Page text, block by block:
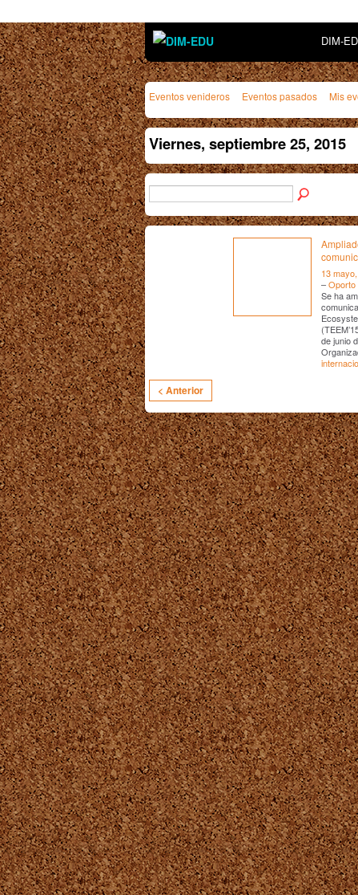
DIM-
Eventos venideros Eventos pasados Mis
Viernes, septiembre 25, 2015
13
–Oporto
Se ha
de junio
< Anterior